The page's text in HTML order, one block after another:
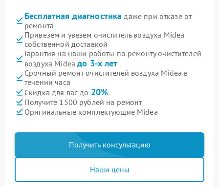
Бесплатная диагностика даже при отказе от
ремонта
Привезем и увезем очиститель воздуха Midea
собственной доставкой
Гарантия на наши работы по ремонту очистителей
воздуха Mideaдо 3-х лет
Срочный ремонт очистителей воздуха Midea в
течении часа
Скидка для вас до 20%
Получите 1500 рублей на ремонт
Оригинальные комплектующие Midea
Получить консультацию
Наши цены